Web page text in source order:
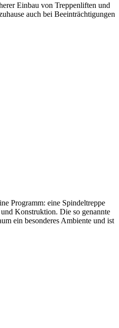
Einbau von Treppenliften und
auch bei Beeinträchtigungen
Programm: eine Spindeltreppe
Konstruktion. Die so genannte
ein besonderes Ambiente und ist